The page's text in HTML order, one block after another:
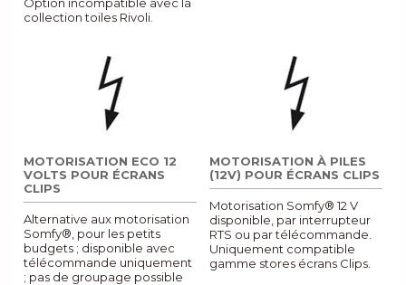
collection toiles Rivoli.
MOTORISATION ECO 12
VOLTS POUR ÉCRANS
CLIPS
Alternative aux motorisation
Somfy®, pour les petits
budgets ; disponible avec
télécommande uniquement
; pas de groupage possible
MOTORISATION À PILES
(12V) POUR ÉCRANS CLIPS
Motorisation Somfy® 12 V
disponible, par interrupteur
RTS ou par télécommande.
Uniquement compatible
gamme stores écrans Clips.